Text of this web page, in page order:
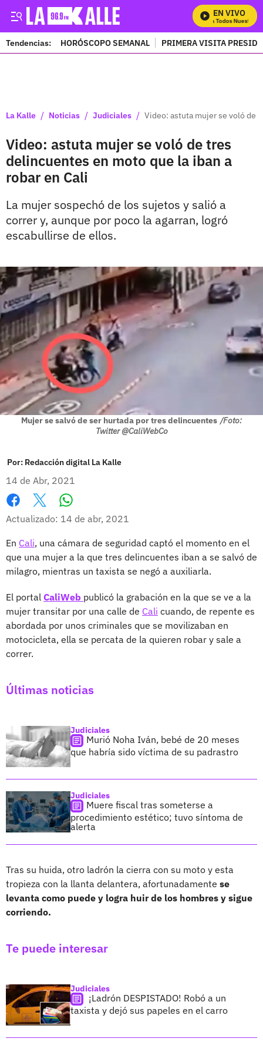
EN VIVO
Mira Todos Nuestros
Tendencias: HORÓSCOPO SEMANAL PRIMERA VISITA
La Kalle / Noticias / Judiciales / Video: astuta mujer se voló de
Video: astuta mujer se voló de tres
delincuentes en moto que la iban a
robar en Cali
La mujer sospechó de los sujetos y salió a
correr y, aunque por poco la agarran, logró
escabullirse de ellos.
Mujer se salvó de ser hurtada por tres delincuentes /Foto:
Twitter @CaliWebCo
Por: Redacción digital La Kalle
14 de Abr, 2021
Facebook
X
Actualizado: 14 de abr, 2021
En Cali, una cámara de seguridad captó el momento en el
que una mujer a la que tres delincuentes iban a se salvó de
milagro, mientras un taxista se negó a auxiliarla.
El portal CaliWeb publicó la grabación en la que se ve a la
mujer transitar por una calle de Cali cuando, de repente es
abordada por unos criminales que se movilizaban en
motocicleta, ella se percata de la quieren robar y sale a
correr.
Últimas noticias
Judiciales
Murió Noha Iván, bebé de 20 meses
que habría sido víctima de su padrastro
Judiciales
Muere fiscal tras someterse a
procedimiento estético; tuvo síntoma de
alerta
Tras su huida, otro ladrón la cierra con su moto y esta
tropieza con la llanta delantera, afortunadamente se
levanta como puede y logra huir de los hombres y sigue
corriendo.
Te puede interesar
Judiciales
¡Ladrón DESPISTADO! Robó a un
taxista y dejó sus papeles en el carro